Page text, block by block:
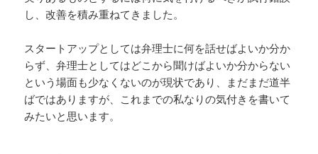
し、改善を積み重ねてきました。
スタートアップとしては弁理士に何を話せばよいか分か
らず、弁理士としてはどこから聞けばよいか分からない
という場面も少なくないのが現状であり、まだまだ道半
ばではありますが、これまでの私なりの気付きを書いて
みたいと思います。